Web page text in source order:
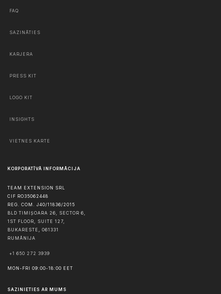
FAQ
SAZINĀTIES
KARJERA
PRESS KIT
LOGO KIT
INSIGHTS
VIETNES KARTE
KORPORATĪVĀ INFORMĀCIJA
TEAM EXTENSION SRL
CIF RO35062448
REG. COM. J40/11836/2015
BLD TIMIȘOARA 26, SECTOR 6,
1ST FLOOR, SUITE 127,
BUKARESTE , 061331
RUMĀNIJA
+1 650 272 3939
MON-FRI 09:00-18:00 EET
SAZINIETIES AR MUMS